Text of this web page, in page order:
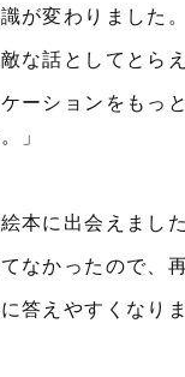
が変わりました。
な話としてとら
ーションをもっ
」
本に出会えました
なかったので、
答えやすくなりま